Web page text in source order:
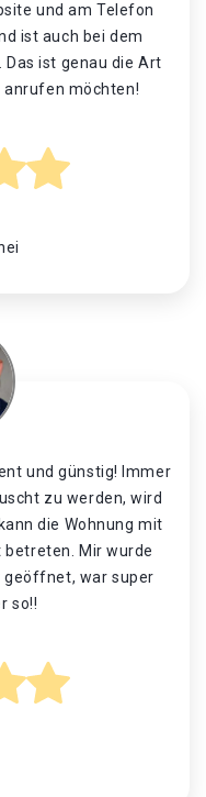
und am Telefon
ist auch bei dem
Das ist genau die Art
anrufen möchten!
und günstig! Immer
zu werden, wird
die Wohnung mit
Mir wurde
geöffnet, war super
so!!